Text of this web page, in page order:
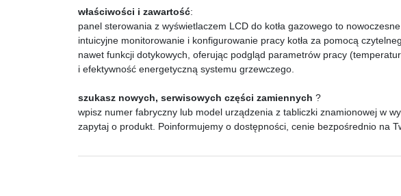
właściwości i zawartość:
panel sterowania z wyświetlaczem LCD do kotła gazowego to
intuicyjne monitorowanie i konfigurowanie pracy kotła za pomocą
nawet funkcji dotykowych, oferując podgląd parametrów pracy
i efektywność energetyczną systemu grzewczego.
szukasz nowych, serwisowych części zamiennych ?
wpisz numer fabryczny lub model urządzenia z tabliczki znamionowej w
zapytaj o produkt. Poinformujemy o dostępności, cenie bezpośrednio na